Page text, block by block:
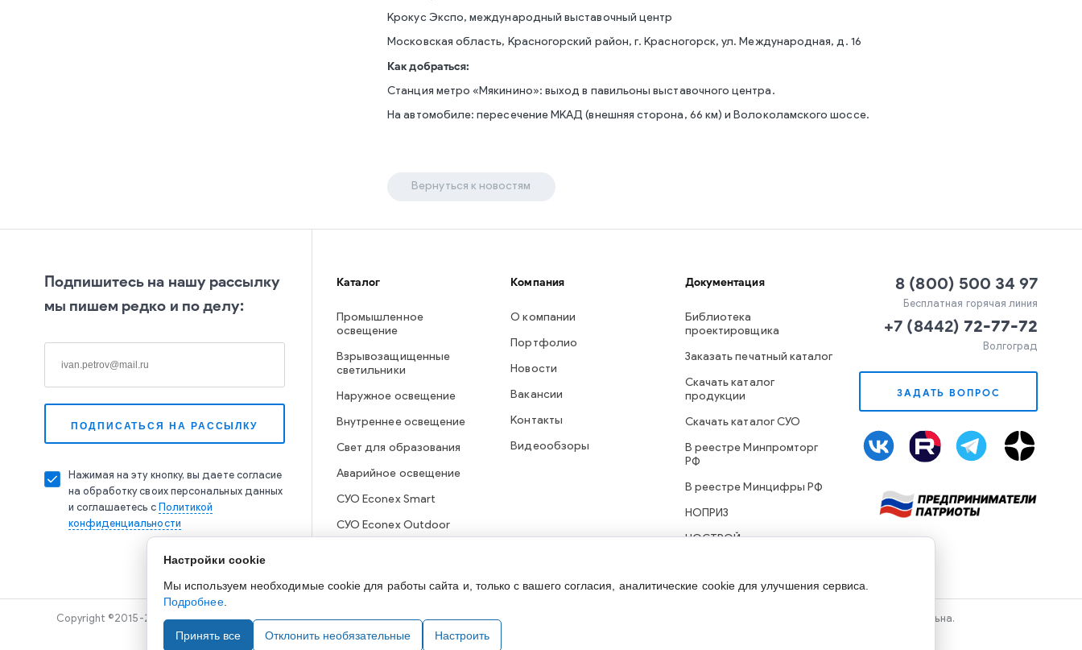
Крокус Экспо, международный выставочный центр
Московская область, Красногорский район, г. Красногорск, ул. Международная, д. 16
Как добраться:
Станция метро «Мякинино»: выход в павильоны выставочного центра.
На автомобиле: пересечение МКАД (внешняя сторона, 66 км) и Волоколамского шоссе.
Вернуться к новостям
Подпишитесь на нашу рассылку
мы пишем редко и по делу:
Нажимая на эту кнопку, вы даете согласие
на обработку своих персональных данных
и соглашаетесь с Политикой
конфиденциальности
Каталог
Промышленное
освещение
Взрывозащищенные
светильники
Наружное освещение
Внутреннее освещение
Свет для образования
Аварийное освещение
СУО Econex Smart
СУО Econex Outdoor
Компания
О компании
Портфолио
Новости
Вакансии
Контакты
Видеообзоры
Документация
Библиотека
проектировщика
Заказать печатный каталог
Скачать каталог
продукции
Скачать каталог СУО
В реестре Минпромторг
РФ
В реестре Минцифры РФ
НОПРИЗ
НОСТРОЙ
8 (800) 500 34 97
Бесплатная горячая линия
+7 (8442) 72-77-72
Волгоград
ЗАДАТЬ ВОПРОС
Copyright ©2015-2026. Завод Econex. Производство светотехнического оборудования. При использовании информации и материалов сайта, ссылка на источник обязательна.
Настройки cookie
Мы используем необходимые cookie для работы сайта и, только с вашего согласия, аналитические cookie для улучшения сервиса.
Подробнее.
Принять все Отклонить необязательные Настроить